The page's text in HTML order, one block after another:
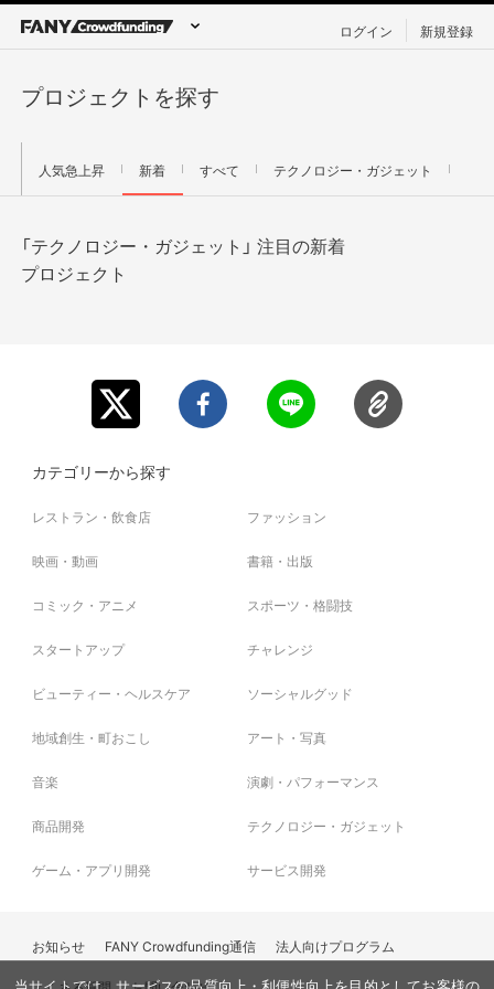
ログイン 新規登録
プロジェクトを探す
人気急上昇 新着 すべて テクノロジー・ガジェット
「テクノロジー・ガジェット」 注目の新着
プロジェクト
カテゴリーから探す
レストラン・飲食店 ファッション
映画・動画 書籍・出版
コミック・アニメ スポーツ・格闘技
スタートアップ チャレンジ
ビューティー・ヘルスケア ソーシャルグッド
地域創生・町おこし アート・写真
音楽 演劇・パフォーマンス
商品開発 テクノロジー・ガジェット
ゲーム・アプリ開発 サービス開発
お知らせ FANY Crowdfunding通信 法人向けプログラム